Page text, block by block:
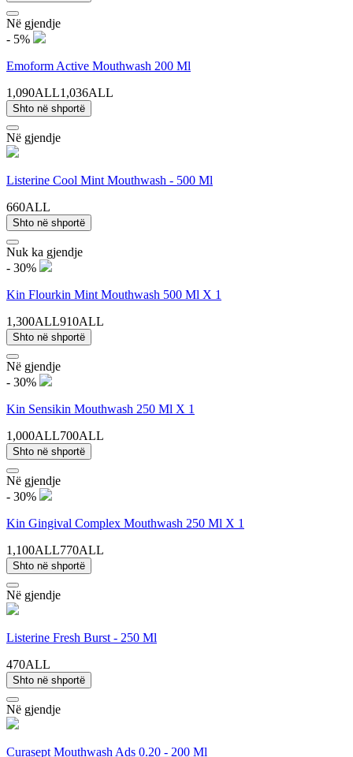
Në gjendje
- 5%
Emoform Active Mouthwash 200 Ml
1,090ALL1,036ALL
Shto në shportë
Në gjendje
Listerine Cool Mint Mouthwash - 500 Ml
660ALL
Shto në shportë
Nuk ka gjendje
- 30%
Kin Flourkin Mint Mouthwash 500 Ml X 1
1,300ALL910ALL
Shto në shportë
Në gjendje
- 30%
Kin Sensikin Mouthwash 250 Ml X 1
1,000ALL700ALL
Shto në shportë
Në gjendje
- 30%
Kin Gingival Complex Mouthwash 250 Ml X 1
1,100ALL770ALL
Shto në shportë
Në gjendje
Listerine Fresh Burst - 250 Ml
470ALL
Shto në shportë
Në gjendje
Curasept Mouthwash Ads 0.20 - 200 Ml